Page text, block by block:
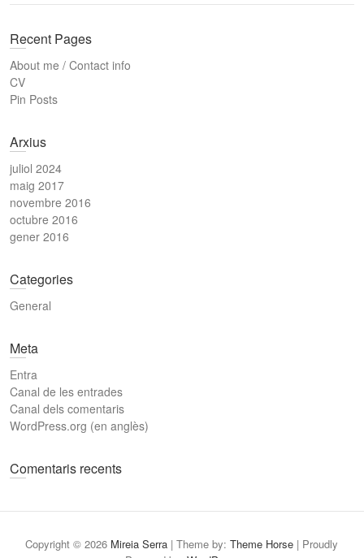
Recent Pages
About me / Contact info
CV
Pin Posts
Arxius
juliol 2024
maig 2017
novembre 2016
octubre 2016
gener 2016
Categories
General
Meta
Entra
Canal de les entrades
Canal dels comentaris
WordPress.org (en anglès)
Comentaris recents
Copyright © 2026 Mireia Serra | Theme by:Theme Horse | Proudly